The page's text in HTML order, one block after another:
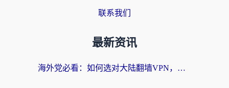
联系我们
最新资讯
海外党必看：如何选对大陆翻墙VPN，实现国内资源无缝访问？